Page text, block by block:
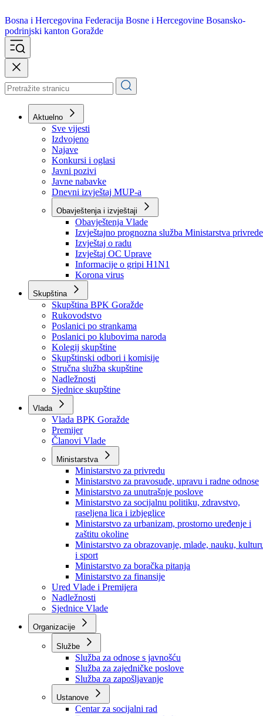
Bosna i Hercegovina
podrinjski kanton Goražde
Aktuelno
Sve vijesti
Izdvojeno
Najave
Konkursi i oglasi
Javni pozivi
Javne nabavke
Dnevni izvještaj MUP-a
Obavještenja i izvještaji
Obavještenja Vlade
Izvještajno prognozna služba Ministarstva privrede
Izvještaj o radu
Izvještaj OC Uprave
Informacije o gripi H1N1
Korona virus
Skupština
Skupština BPK Goražde
Rukovodstvo
Poslanici po strankama
Poslanici po klubovima naroda
Kolegij skupštine
Skupštinski odbori i komisije
Stručna služba skupštine
Nadležnosti
Sjednice skupštine
Vlada
Vlada BPK Goražde
Premijer
Članovi Vlade
Ministarstva
Ministarstvo za privredu
Ministarstvo za pravosuđe, upravu i radne odnose
Ministarstvo za unutrašnje poslove
Ministarstvo za socijalnu politiku, zdravstvo,
raseljena lica i izbjeglice
Ministarstvo za urbanizam, prostorno uređenje i
zaštitu okoline
Ministarstvo za obrazovanje, mlade, nauku,
i sport
Ministarstvo za boračka pitanja
Ministarstvo za finansije
Ured Vlade i Premijera
Nadležnosti
Sjednice Vlade
Organizacije
Službe
Služba za odnose s javnošću
Služba za zajedničke poslove
Služba za zapošljavanje